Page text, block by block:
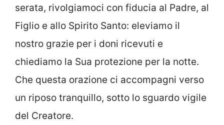
serata, rivolgiamoci con fiducia al Padre, al
Figlio e allo Spirito Santo: eleviamo il
nostro grazie per i doni ricevuti e
chiediamo la Sua protezione per la notte.
Che questa orazione ci accompagni verso
un riposo tranquillo, sotto lo sguardo vigile
del Creatore.